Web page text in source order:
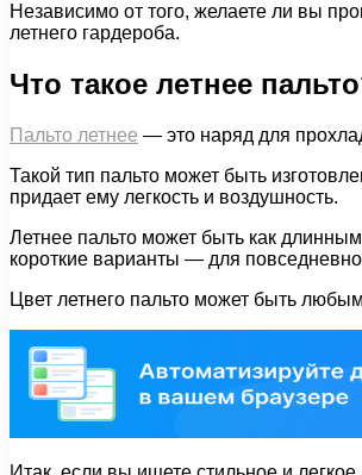
Независимо от того, желаете ли вы
летнего гардероба.
Что такое летнее
Пальто летнее — это наряд для
Такой тип пальто может быть
придает ему легкость и воздушность.
Летнее пальто может быть как
короткие варианты — для
Цвет летнего пальто может быть